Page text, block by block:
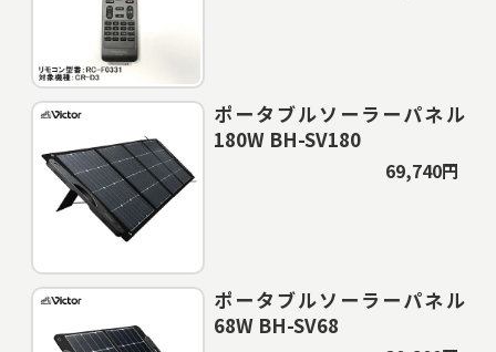
ポータブルソーラーパネル
180W BH-SV180
69,740円
ポータブルソーラーパネル
68W BH-SV68